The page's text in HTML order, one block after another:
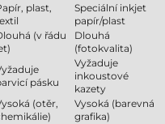
plast,
Speciální inkjet
papír/plast
(v řádu
Dlouhá
(fotokvalita)
pásku
Vyžaduje
inkoustové
kazety
(otěr,
Vysoká (barevná
grafika)